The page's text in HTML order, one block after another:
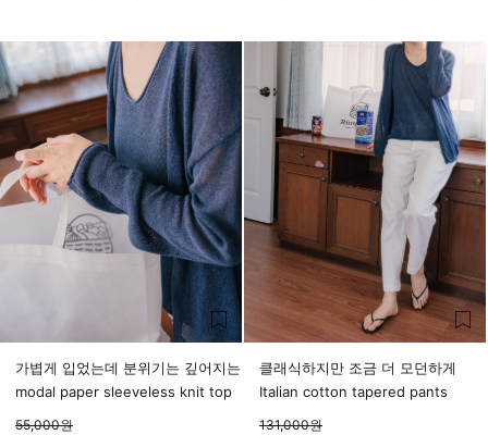
가볍게 입었는데 분위기는 깊어지는
modal paper sleeveless knit top
55,000원
클래식하지만 조금 더 모던하게
Italian cotton tapered pants
131,000원